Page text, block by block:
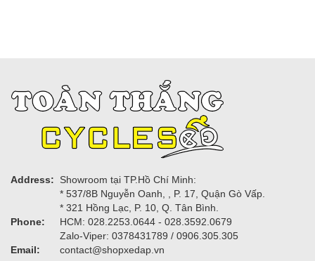
Address:
Showroom tại TP.Hồ Chí Minh:
* 537/8B Nguyễn Oanh, , P. 17, Quận Gò Vấp.
* 321 Hồng Lạc, P. 10, Q. Tân Bình.
Phone:
HCM: 028.2253.0644 - 028.3592.0679
Zalo-Viper: 0378431789 / 0906.305.305
Email:
contact@shopxedap.vn